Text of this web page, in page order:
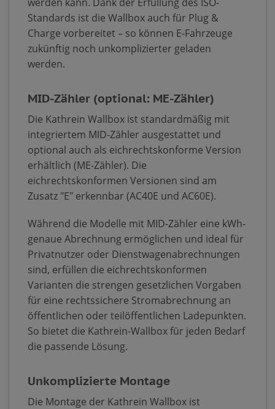
Standards ist die Wallbox auch für Plug &
Charge vorbereitet – so können E-Fahrzeuge
zukünftig noch unkomplizierter geladen
werden.
MID-Zähler (optional: ME-Zähler)
Die Kathrein Wallbox ist standardmäßig mit
integriertem MID-Zähler ausgestattet und
optional auch als eichrechtskonforme Version
erhältlich (ME-Zähler). Die
eichrechtskonformen Versionen sind am
Zusatz "E" erkennbar (AC40E und AC60E).
Während die Modelle mit MID-Zähler eine kWh-
genaue Abrechnung ermöglichen und ideal für
Privatnutzer oder Dienstwagenabrechnungen
sind, erfüllen die eichrechtskonformen
Varianten die strengen gesetzlichen Vorgaben
für eine rechtssichere Stromabrechnung an
öffentlichen oder teilöffentlichen Ladepunkten.
So bietet die Kathrein-Wallbox für jeden Bedarf
die passende Lösung.
Unkomplizierte Montage
Die Montage der Kathrein Wallbox ist